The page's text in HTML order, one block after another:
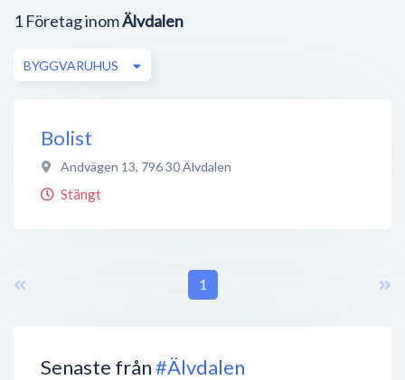
Senaste från#Älvdalen
1 Företag inomÄlvdalen
BYGGVARUHUS
Bolist
Andvägen 13, 796 30Älvdalen
Stängt
1